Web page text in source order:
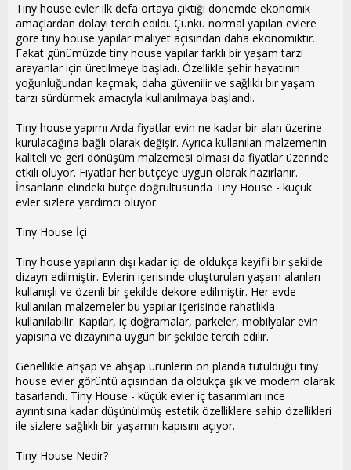
Tiny house evler ilk defa ortaya çıktığı dönemde ekonomik
amaçlardan dolayı tercih edildi. Çünkü normal yapılan evlere
göre tiny house yapılar maliyet açısından daha ekonomiktir.
Fakat günümüzde tiny house yapılar farklı bir yaşam tarzı
arayanlar için üretilmeye başladı. Özellikle şehir hayatının
yoğunluğundan kaçmak, daha güvenilir ve sağlıklı bir yaşam
tarzı sürdürmek amacıyla kullanılmaya başlandı.
Tiny house yapımı Arda fiyatlar evin ne kadar bir alan üzerine
kurulacağına bağlı olarak değişir. Ayrıca kullanılan malzemenin
kaliteli ve geri dönüşüm malzemesi olması da fiyatlar üzerinde
etkili oluyor. Fiyatlar her bütçeye uygun olarak hazırlanır.
İnsanların elindeki bütçe doğrultusunda Tiny House - küçük
evler sizlere yardımcı oluyor.
Tiny House İçi
Tiny house yapıların dışı kadar içi de oldukça keyifli bir şekilde
dizayn edilmiştir. Evlerin içerisinde oluşturulan yaşam alanları
kullanışlı ve özenli bir şekilde dekore edilmiştir. Her evde
kullanılan malzemeler bu yapılar içerisinde rahatlıkla
kullanılabilir. Kapılar, iç doğramalar, parkeler, mobilyalar evin
yapısına ve dizaynına uygun bir şekilde tercih edilir.
Genellikle ahşap ve ahşap ürünlerin ön planda tutulduğu tiny
house evler görüntü açısından da oldukça şık ve modern olarak
tasarlandı. Tiny House - küçük evler iç tasarımları ince
ayrıntısına kadar düşünülmüş estetik özelliklere sahip özellikleri
ile sizlere sağlıklı bir yaşamın kapısını açıyor.
Tiny House Nedir?